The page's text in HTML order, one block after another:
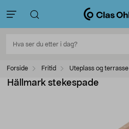
Forside Fritid Uteplass og terrasse
Hällmark stekespade